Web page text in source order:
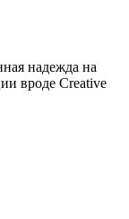
надежда на
вроде Creative